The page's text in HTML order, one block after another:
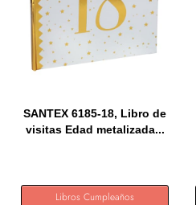
SANTEX 6185-18, Libro de
visitas Edad metalizada...
Libros Cumpleaños